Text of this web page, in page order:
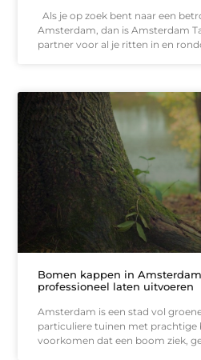
Als je op zoek bent naar een
Amsterdam, dan is Amsterdam
partner voor al je ritten in en
Bomen kappen in
professioneel laten uitvoeren
Amsterdam is een stad vol
particuliere tuinen met prachtige
voorkomen dat een boom ziek,